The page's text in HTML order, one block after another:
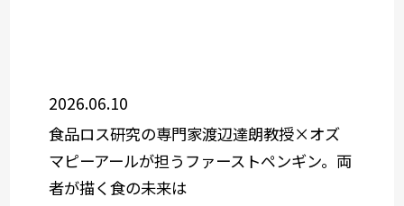
2026.06.10
食品ロス研究の専門家渡辺達朗教授×オズ
マピーアールが担うファーストペンギン。両
者が描く食の未来は